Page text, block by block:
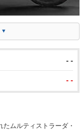
- -
- -
ムルティストラーダ・